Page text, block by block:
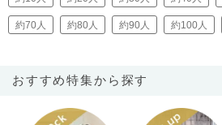
約70人 約80人 約90人 約100人
おすすめ特集から探す